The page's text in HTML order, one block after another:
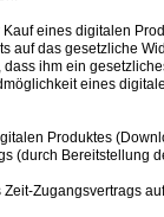
eines digitalen
auf das gesetzliche
ihm ein
eines
Produktes
(durch Bereitstellung
Zugangsvertrags